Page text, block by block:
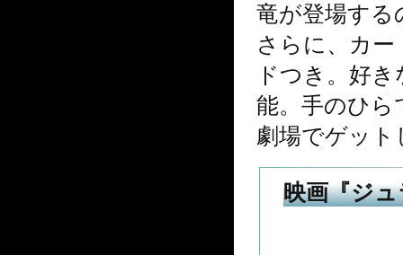
竜が登場す
さらに、カ
ドつき。好
能。手のひら
劇場でゲッ
映画『ジ